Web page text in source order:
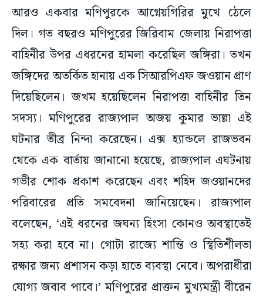
আরও একবার মণিপুরকে আগ্নেয়গিরির মুখে ঠেলে
দিল। গত বছরও মণিপুরের জিরিবাম জেলায় নিরাপত্তা
বাহিনীর উপর এধরনের হামলা করেছিল জঙ্গিরা। তখন
জঙ্গিদের অতর্কিত হানায় এক সিআরপিএফ জওয়ান প্রাণ
দিয়েছিলেন। জখম হয়েছিলেন নিরাপত্তা বাহিনীর তিন
সদস্য। মণিপুরের রাজ্যপাল অজয় ​​কুমার ভাল্লা এই
ঘটনার তীব্র নিন্দা করেছেন। এক্স হ্যান্ডলে রাজভবন
থেকে এক বার্তায় জানানো হয়েছে, রাজ্যপাল এঘটনায়
গভীর শোক প্রকাশ করেছেন এবং শহিদ জওয়ানদের
পরিবারের প্রতি সমবেদনা জানিয়েছেন। রাজ্যপাল
বলেছেন, ‘এই ধরনের জঘন্য হিংসা কোনও অবস্থাতেই
সহ্য করা হবে না। গোটা রাজ্যে শান্তি ও স্থিতিশীলতা
রক্ষার জন্য প্রশাসন কড়া হাতে ব্যবস্থা নেবে। অপরাধীরা
যোগ্য জবাব পাবে।’ মণিপুরের প্রাক্তন মুখ্যমন্ত্রী বীরেন